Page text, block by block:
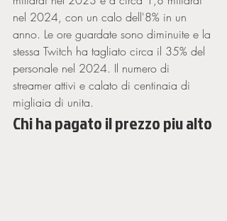
nel 2024, con un calo dell'8% in un
anno. Le ore guardate sono diminuite e la
stessa Twitch ha tagliato circa il 35% del
personale nel 2024. Il numero di
streamer attivi e calato di centinaia di
migliaia di unita.
Chi ha pagato il prezzo piu alto